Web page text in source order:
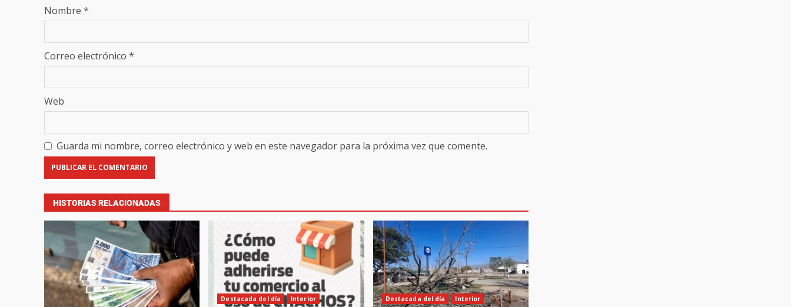
Nombre *
Correo electrónico *
Web
Guarda mi nombre, correo electrónico y web en este navegador para la próxima vez que comente.
HISTORIAS RELACIONADAS
Destacada del día
Interior
Destacada del día
Interior